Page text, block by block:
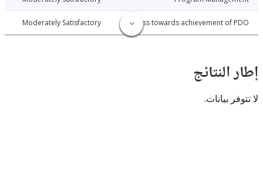
Progress towards achievement of
Moderately Satisfactory
06-24
بيانات.